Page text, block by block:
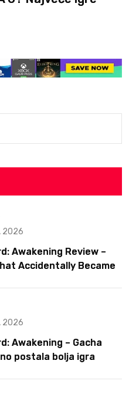
2026
Awakening Review –
Accidentally Became
2026
Awakening – Gacha
postala bolja igra